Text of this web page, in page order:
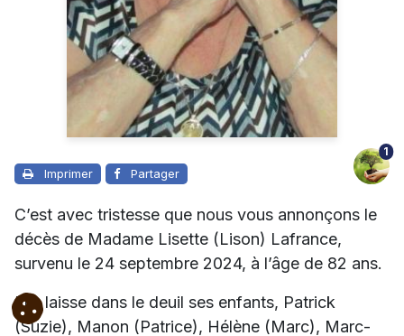
Imprimer Partager
1
C’est avec tristesse que nous vous annonçons le
décès de Madame Lisette (Lison) Lafrance,
survenu le 24 septembre 2024, à l’âge de 82 ans.
Elle laisse dans le deuil ses enfants, Patrick
(Suzie), Manon (Patrice), Hélène (Marc), Marc-